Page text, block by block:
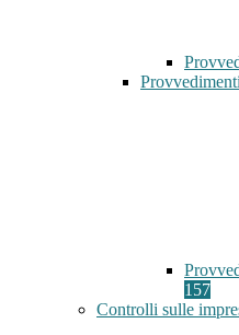
157
Controlli sulle